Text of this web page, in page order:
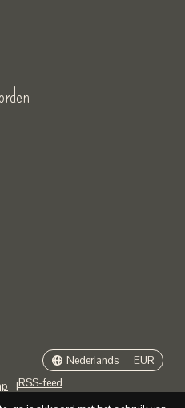
|RSS-feed
Nederlands — EUR